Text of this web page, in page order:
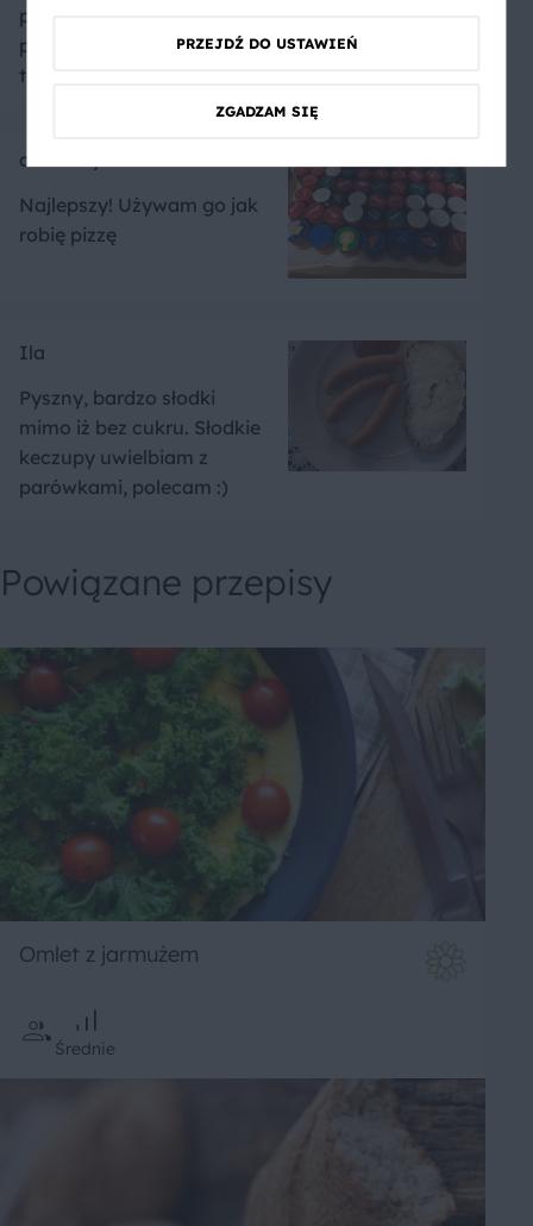
ponieważ wyszła świetna
pasta na kanapkę. Reszta
trafiła do słoików
annaolejarz
Najlepszy! Używam go jak
robię pizzę
Ila
Pyszny, bardzo słodki
mimo iż bez cukru. Słodkie
keczupy uwielbiam z
parówkami, polecam :)
Powiązane przepisy
Omlet z jarmużem
Średnie
PRZEJDŹ DO USTAWIEŃ
ZGADZAM SIĘ